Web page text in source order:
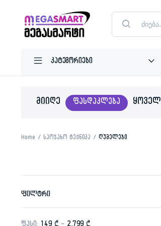
Products
search
ᲛᲘᲘᲦᲔ ᲤᲐᲡᲓᲐᲙᲚᲔᲑᲐ ᲧᲝᲕᲔᲚ
Home საოჯახო ტექნიკა ღუმელები
ფილტრი